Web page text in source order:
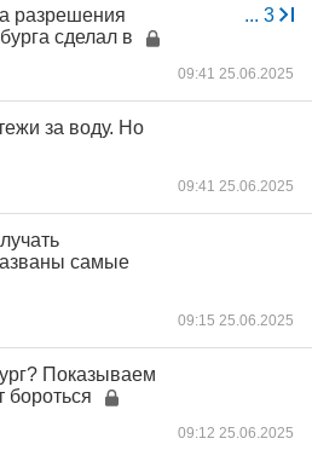
... 3
разрешения
сделал в
09:41 25.06.2025
за воду. Но
09:41 25.06.2025
самые
09:15 25.06.2025
Показываем
бороться
09:12 25.06.2025